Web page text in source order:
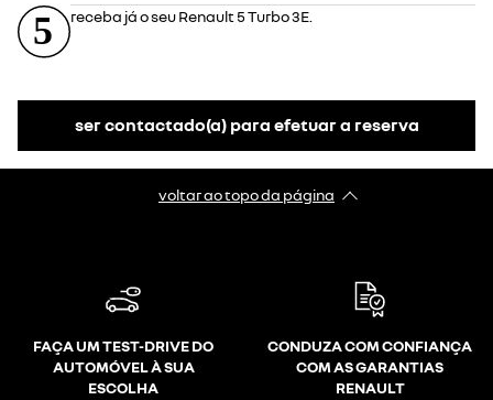
receba já o seu Renault 5 Turbo 3E.
ser contactado(a) para efetuar a reserva
voltar ao topo da página
FAÇA UM TEST-DRIVE DO
AUTOMÓVEL À SUA
ESCOLHA
CONDUZA COM CONFIANÇA
COM AS GARANTIAS
RENAULT